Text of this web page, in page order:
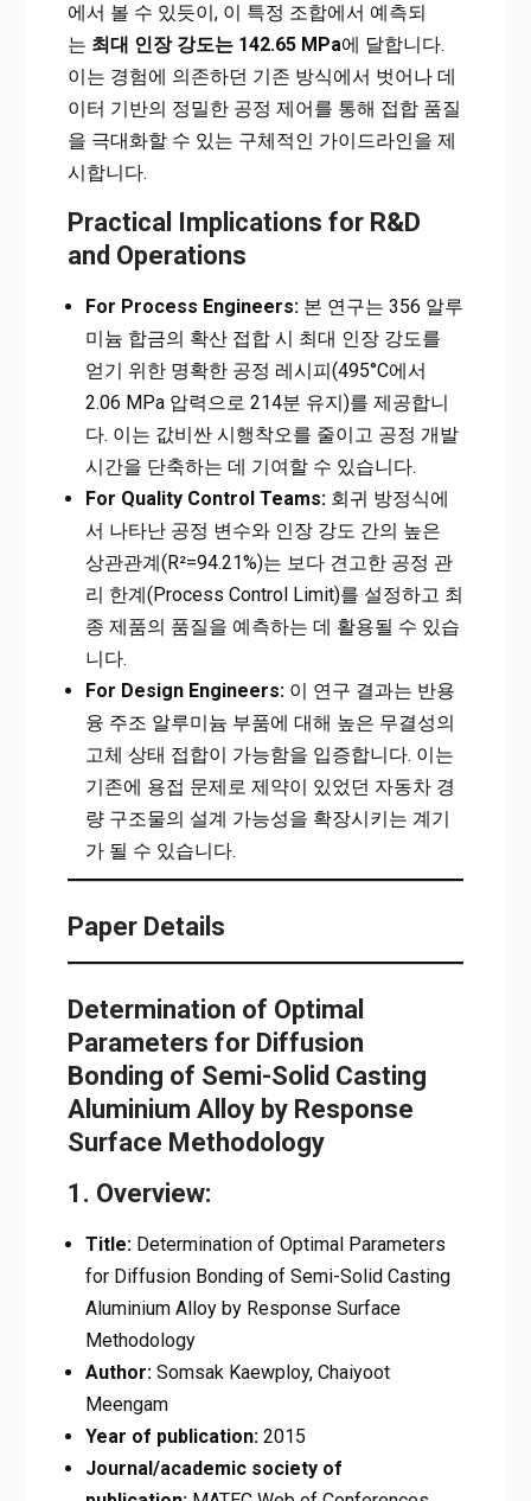
에서 볼 수 있듯이, 이 특정 조합에서 예측되
는 최대 인장 강도는 142.65 MPa에 달합니다.
이는 경험에 의존하던 기존 방식에서 벗어나 데
이터 기반의 정밀한 공정 제어를 통해 접합 품질
을 극대화할 수 있는 구체적인 가이드라인을 제
시합니다.
Practical Implications for R&D
and Operations
For Process Engineers:본 연구는 356 알루
미늄 합금의 확산 접합 시 최대 인장 강도를
얻기 위한 명확한 공정 레시피(495°C에서
2.06 MPa 압력으로 214분 유지)를 제공합니
다. 이는 값비싼 시행착오를 줄이고 공정 개발
시간을 단축하는 데 기여할 수 있습니다.
For Quality Control Teams:회귀 방정식에
서 나타난 공정 변수와 인장 강도 간의 높은
상관관계(R²=94.21%)는 보다 견고한 공정 관
리 한계(Process Control Limit)를 설정하고 최
종 제품의 품질을 예측하는 데 활용될 수 있습
니다.
For Design Engineers:이 연구 결과는 반용
융 주조 알루미늄 부품에 대해 높은 무결성의
고체 상태 접합이 가능함을 입증합니다. 이는
기존에 용접 문제로 제약이 있었던 자동차 경
량 구조물의 설계 가능성을 확장시키는 계기
가 될 수 있습니다.
Paper Details
Determination of Optimal
Parameters for Diffusion
Bonding of Semi-Solid Casting
Aluminium Alloy by Response
Surface Methodology
1. Overview:
Title:Determination of Optimal Parameters
for Diffusion Bonding of Semi-Solid Casting
Aluminium Alloy by Response Surface
Methodology
Author:Somsak Kaewploy, Chaiyoot
Meengam
Year of publication:2015
Journal/academic society of